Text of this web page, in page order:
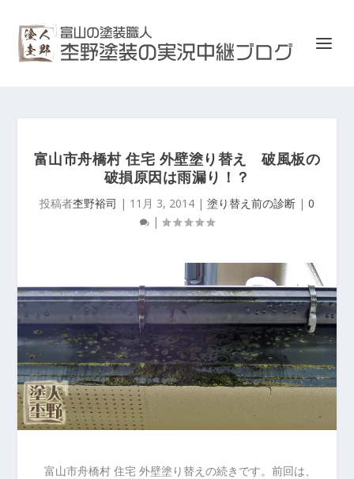
富山市舟橋村 住宅 外壁塗り替え 破風板の
破損原因は雨漏り！？
投稿者杢野裕司 | 11月 3, 2014 | 塗り替え前の診断 | 0
|
富山市舟橋村 住宅 外壁塗り替えの続きです。前回は、